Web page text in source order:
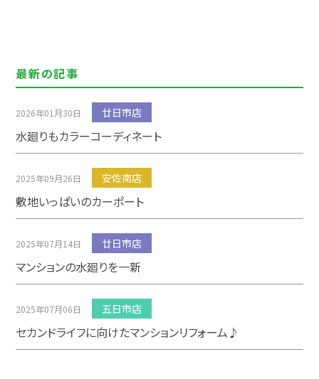
最新の記事
2026年01月30日 廿日市店
水廻りもカラーコーディネート
2025年09月26日 安佐南店
敷地いっぱいのカーポート
2025年07月14日 廿日市店
マンションの水廻りを一新
2025年07月06日 五日市店
セカンドライフに向けたマンションリフォーム♪